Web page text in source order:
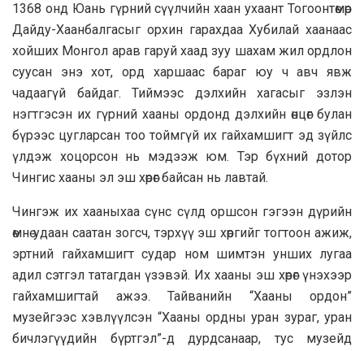
1368 онд Юань гүрний сүүлчийн хаан ухаант Тогоонтөмөр
Дайду-Хаанбалгасыг орхин гарахдаа Хубилай хаанаас
хойших Монгол арав гаруй хаад зуу шахам жил ордлон
суусан энэ хот, орд харшаас бараг юу ч авч явж
чадаагүй байдаг. Тиймээс дэлхийн хагасыг эзлэн
нэгтгэсэн их гүрний хааны ордонд дэлхийн өнцөг булан
бүрээс цугларсан тоо тоймгүй их гайхамшигт эд зүйлс
үлдэж хоцорсон нь мэдээж юм. Тэр бүхний дотор
Чингис хааны эл эш хөрөг байсан нь лавтай.
Чингэж их хааныхаа сүнс сүлд оршсон гэгээн дүрийн
өмнө удаан саатан зогсч, тэрхүү эш хөргийг тогтоон ажиж,
эртний гайхамшигт судар ном шимтэн унших лугаа
адил сэтгэл татагдан үзэвэй. Их хааны эш хөрөг үнэхээр
гайхамшигтай ажээ. Тайванийн “Хааны ордон”
музейгээс хэвлүүлсэн “Хааны ордны уран зураг, уран
бичлэгүүдийн бүртгэл”-д дурдсанаар, тус музейд